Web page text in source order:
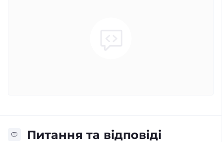
Питання та відповіді